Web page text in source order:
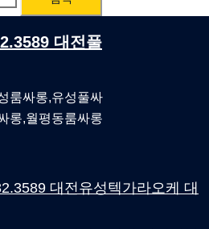
대전풀
룸싸롱,유성풀싸
롱,월평동룸싸롱
대전유성텍가라오케 대